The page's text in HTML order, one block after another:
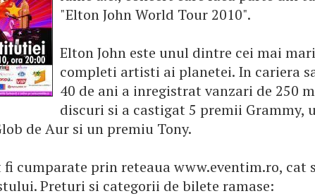
"Elton John World Tour 2010".
Elton John este unul dintre cei mai
completi artisti ai planetei. In cariera
40 de ani a inregistrat vanzari de 250
discuri si a castigat 5 premii Grammy,
de Aur si un premiu Tony.
cumparate prin reteaua www.eventim.ro, cat
Preturi si categorii de bilete ramase: